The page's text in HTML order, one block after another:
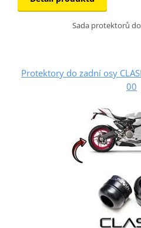
Sada protektorů
Protektory do zadní osy
00